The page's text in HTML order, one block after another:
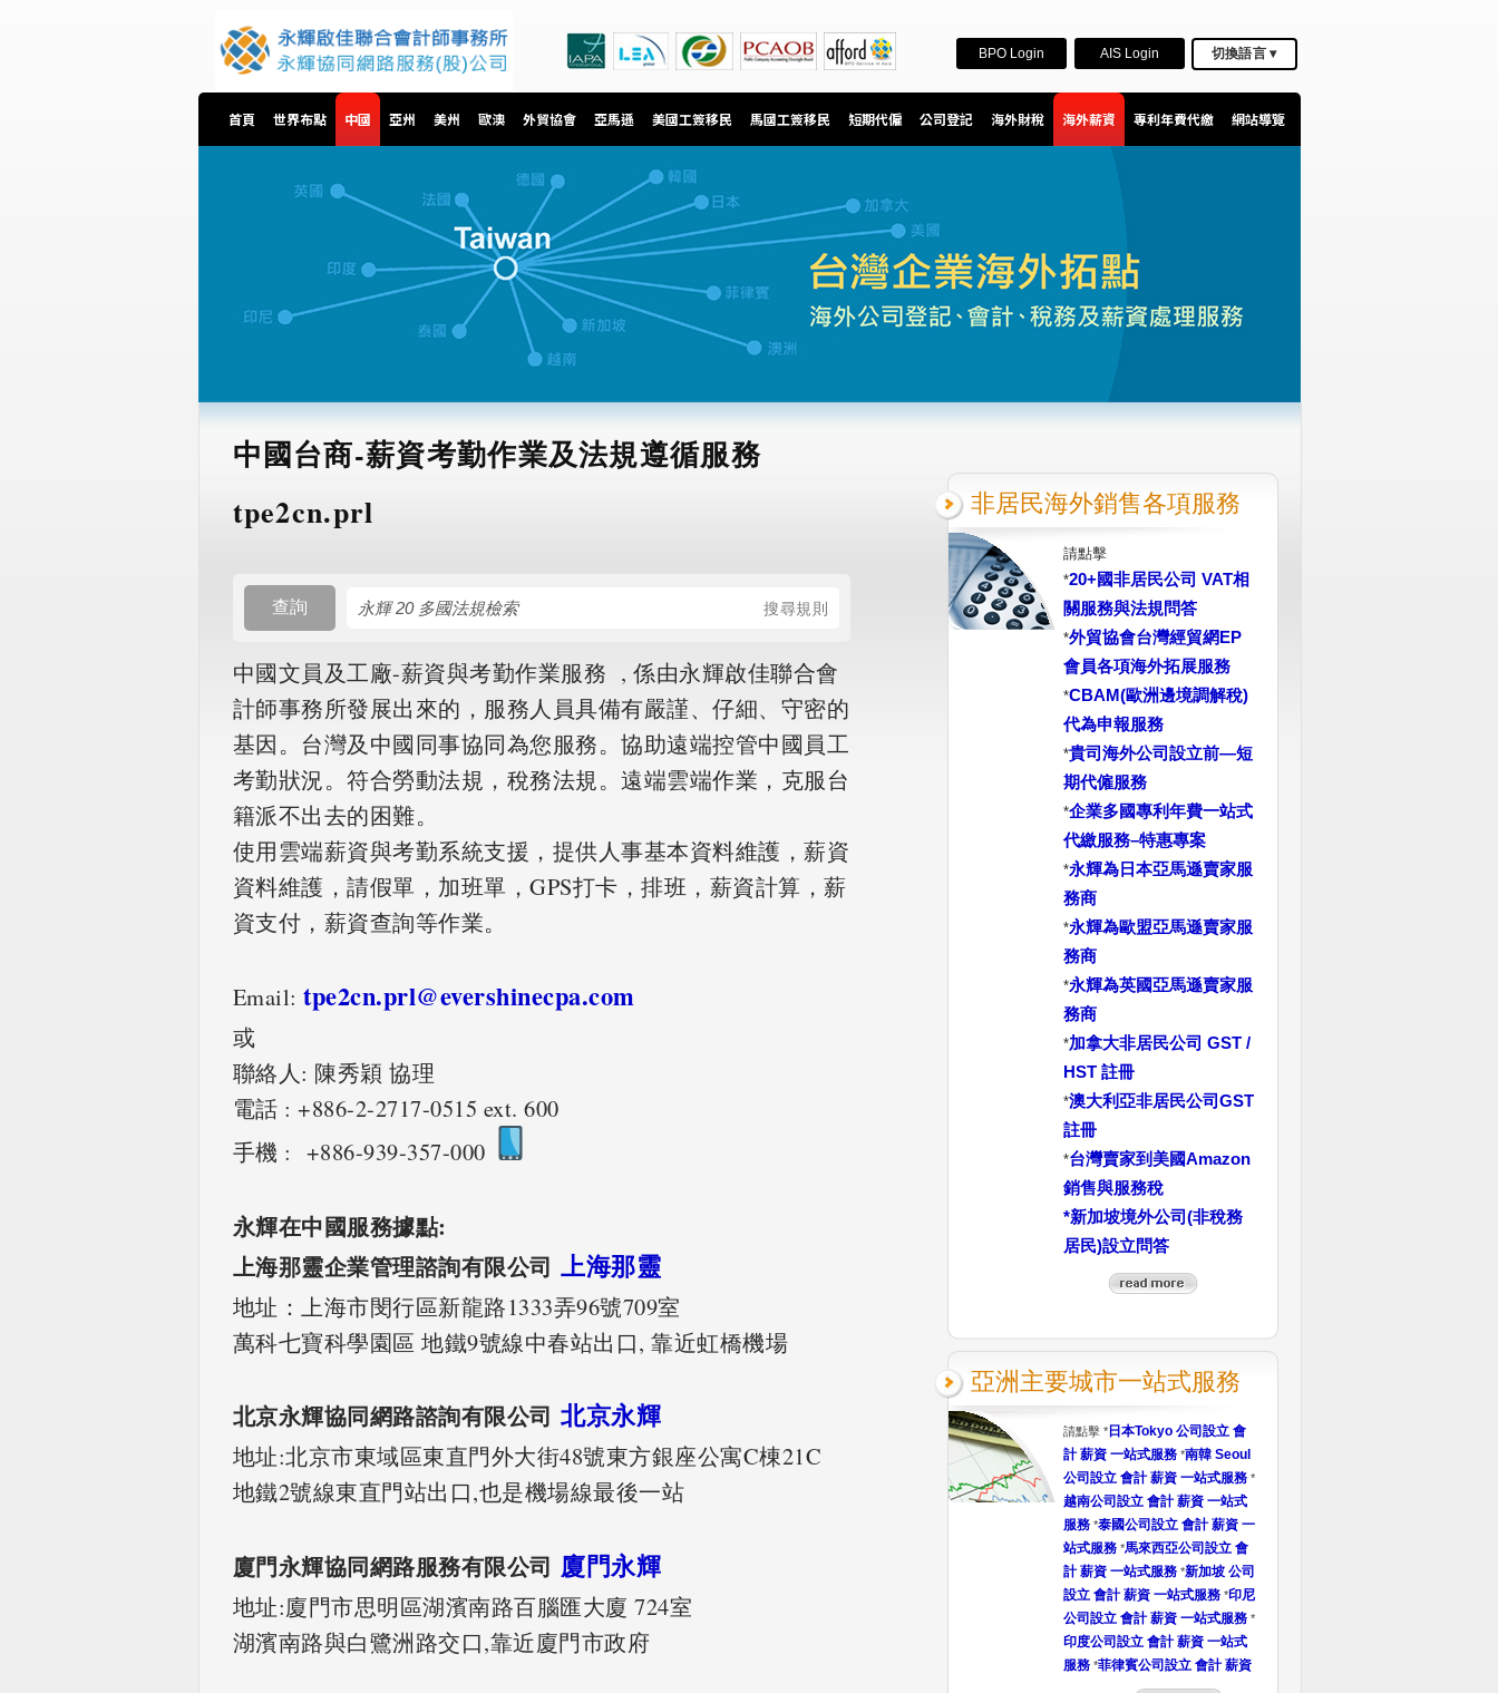
切換語言 ▾
BPO Login AIS Login
首頁 世界布點 中國 亞州 美州 歐澳 外貿協會 亞馬遜 美國工簽移民 馬國工簽移民 短期代僱 公司登記 海外財稅 海外薪資 專利年費代繳 網站導覽
中國台商-薪資考勤作業及法規遵循服務
tpe2cn.prl
搜尋規則
查詢
中國文員及工廠-薪資與考勤作業服務 , 係由永輝啟佳聯合會
計師事務所發展出來的，服務人員具備有嚴謹、仔細、守密的
基因。台灣及中國同事協同為您服務。協助遠端控管中國員工
考勤狀況。符合勞動法規，稅務法規。遠端雲端作業，克服台
籍派不出去的困難。
使用雲端薪資與考勤系統支援，提供人事基本資料維護，薪資
資料維護，請假單，加班單，GPS打卡，排班，薪資計算，薪
資支付，薪資查詢等作業。
Email:tpe2cn.prl@evershinecpa.com
或
聯絡人: 陳秀穎 協理
電話 : +886-2-2717-0515 ext. 600
手機 : +886-939-357-000
永輝在中國服務據點:
上海那靈企業管理諮詢有限公司上海那靈
地址：上海市閔行區新龍路1333弄96號709室
萬科七寶科學園區 地鐵9號線中春站出口, 靠近虹橋機場
北京永輝協同網路諮詢有限公司北京永輝
地址:北京市東域區東直門外大街48號東方銀座公寓C棟21C
地鐵2號線東直門站出口,也是機場線最後一站
廈門永輝協同網路服務有限公司 廈門永輝
地址:廈門市思明區湖濱南路百腦匯大廈 724室
湖濱南路與白鷺洲路交口,靠近廈門市政府
非居民海外銷售各項服務
請點擊
*20+國非居民公司 VAT相
關服務與法規問答
*外貿協會台灣經貿網EP
會員各項海外拓展服務
*CBAM(歐洲邊境調解稅)
代為申報服務
*貴司海外公司設立前—短
期代僱服務
*企業多國專利年費一站式
代繳服務–特惠專案
*永輝為日本亞馬遜賣家服
務商
*永輝為歐盟亞馬遜賣家服
務商
*永輝為英國亞馬遜賣家服
務商
*加拿大非居民公司 GST /
HST 註冊
*澳大利亞非居民公司GST
註冊
*台灣賣家到美國Amazon
銷售與服務稅
*新加坡境外公司(非稅務
居民)設立問答
亞洲主要城市一站式服務
請點擊 *日本Tokyo 公司設立 會
計 薪資 一站式服務*南韓 Seoul
公司設立 會計 薪資 一站式服務*
越南公司設立 會計 薪資 一站式
服務*泰國公司設立 會計 薪資 一
站式服務*馬來西亞公司設立 會
計 薪資 一站式服務*新加坡 公司
設立 會計 薪資 一站式服務*印尼
公司設立 會計 薪資 一站式服務*
印度公司設立 會計 薪資 一站式
服務 *菲律賓公司設立 會計 薪資